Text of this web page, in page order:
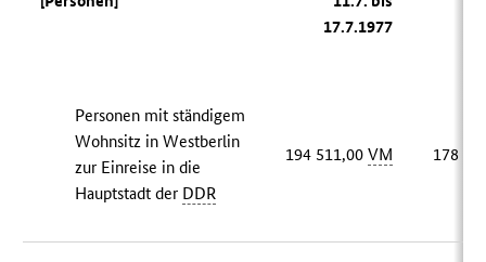
17.7.1977
Personen mit ständigem
Wohnsitz in Westberlin
zur Einreise in die
Hauptstadt der DDR
194 511,00VM 178